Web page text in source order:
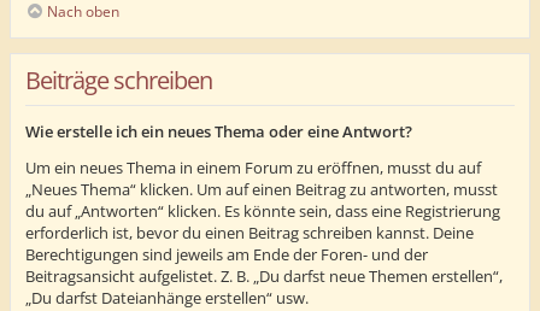
Nach oben
Beiträge schreiben
Wie erstelle ich ein neues Thema oder eine Antwort?
Um ein neues Thema in einem Forum zu eröffnen, musst du auf
„Neues Thema“ klicken. Um auf einen Beitrag zu antworten, musst
du auf „Antworten“ klicken. Es könnte sein, dass eine Registrierung
erforderlich ist, bevor du einen Beitrag schreiben kannst. Deine
Berechtigungen sind jeweils am Ende der Foren- und der
Beitragsansicht aufgelistet. Z. B. „Du darfst neue Themen erstellen“,
„Du darfst Dateianhänge erstellen“ usw.